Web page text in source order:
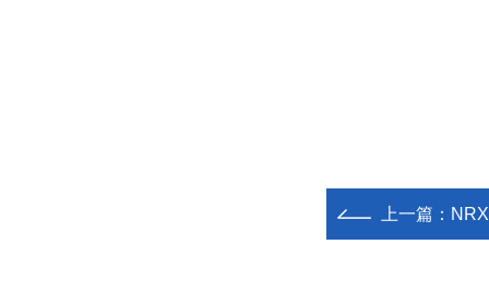
上一篇：